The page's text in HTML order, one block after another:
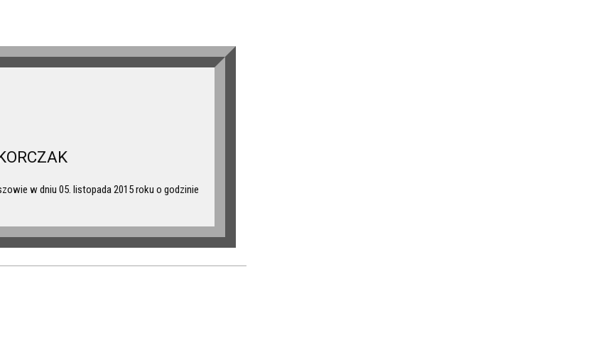
w dniu 05. listopada 2015 roku o godzinie